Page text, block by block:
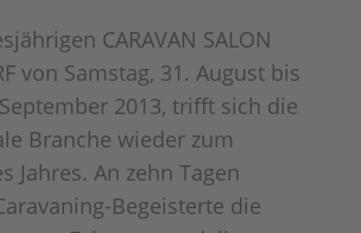
CARAVAN SALON
von Samstag, 31. August bis
2013, trifft sich die
Branche wieder zum
Jahres. An zehn Tagen
Begeisterte die